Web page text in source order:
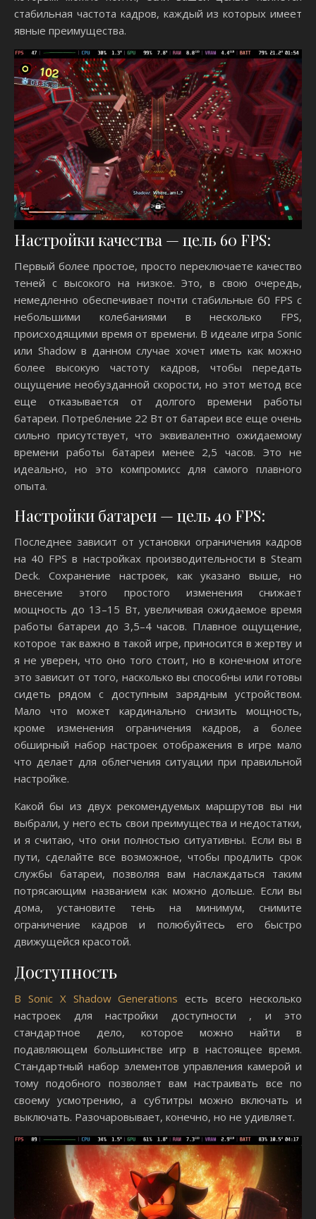
стабильная частота кадров, каждый из которых имеет
явные преимущества.
Настройки качества — цель 60 FPS:
Первый более простое, просто переключаете качество
теней с высокого на низкое. Это, в свою очередь,
немедленно обеспечивает почти стабильные 60 FPS с
небольшими колебаниями в несколько FPS,
происходящими время от времени. В идеале игра Sonic
или Shadow в данном случае хочет иметь как можно
более высокую частоту кадров, чтобы передать
ощущение необузданной скорости, но этот метод все
еще отказывается от долгого времени работы
батареи. Потребление 22 Вт от батареи все еще очень
сильно присутствует, что эквивалентно ожидаемому
времени работы батареи менее 2,5 часов. Это не
идеально, но это компромисс для самого плавного
опыта.
Настройки батареи — цель 40 FPS:
Последнее зависит от установки ограничения кадров
на 40 FPS в настройках производительности в Steam
Deck. Сохранение настроек, как указано выше, но
внесение этого простого изменения снижает
мощность до 13–15 Вт, увеличивая ожидаемое время
работы батареи до 3,5–4 часов. Плавное ощущение,
которое так важно в такой игре, приносится в жертву и
я не уверен, что оно того стоит, но в конечном итоге
это зависит от того, насколько вы способны или готовы
сидеть рядом с доступным зарядным устройством.
Мало что может кардинально снизить мощность,
кроме изменения ограничения кадров, а более
обширный набор настроек отображения в игре мало
что делает для облегчения ситуации при правильной
настройке.
Какой бы из двух рекомендуемых маршрутов вы ни
выбрали, у него есть свои преимущества и недостатки,
и я считаю, что они полностью ситуативны. Если вы в
пути, сделайте все возможное, чтобы продлить срок
службы батареи, позволяя вам наслаждаться таким
потрясающим названием как можно дольше. Если вы
дома, установите тень на минимум, снимите
ограничение кадров и полюбуйтесь его быстро
движущейся красотой.
Доступность
В Sonic X Shadow Generations есть всего несколько
настроек для настройки доступности , и это
стандартное дело, которое можно найти в
подавляющем большинстве игр в настоящее время.
Стандартный набор элементов управления камерой и
тому подобного позволяет вам настраивать все по
своему усмотрению, а субтитры можно включать и
выключать. Разочаровывает, конечно, но не удивляет.